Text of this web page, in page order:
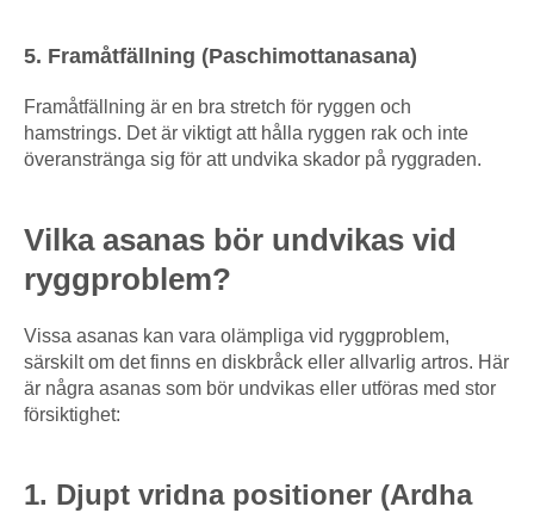
5. Framåtfällning (Paschimottanasana)
Framåtfällning är en bra stretch för ryggen och
hamstrings. Det är viktigt att hålla ryggen rak och inte
överanstränga sig för att undvika skador på ryggraden.
Vilka asanas bör undvikas vid
ryggproblem?
Vissa asanas kan vara olämpliga vid ryggproblem,
särskilt om det finns en diskbråck eller allvarlig artros. Här
är några asanas som bör undvikas eller utföras med stor
försiktighet:
1. Djupt vridna positioner (Ardha